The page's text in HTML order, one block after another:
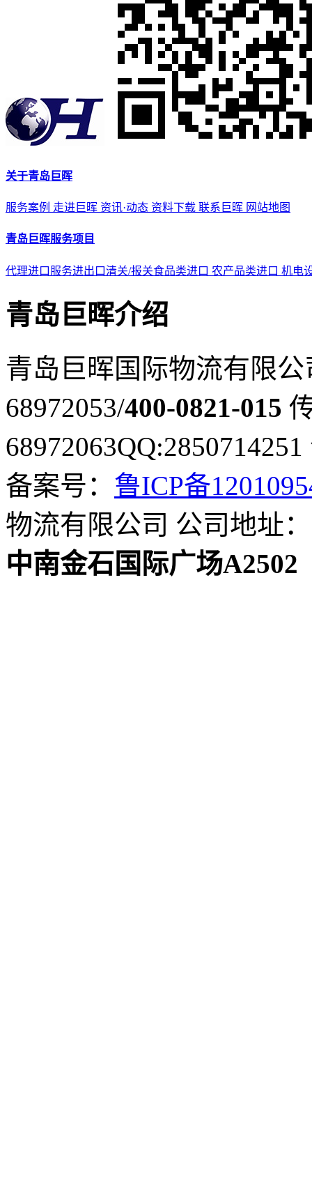
关于青岛巨晖
服务案例 走进巨晖 资讯·动态 资料下载 联系巨晖 网站地图
青岛巨晖服务项目
代理进口服务进出口清关/报关食品类进口 农产品类进口 机电
青岛巨晖介绍
青岛巨晖国际物流有限公
68972053/400-0821-015
68972063QQ:2850714251
备案号： 鲁ICP备
物流有限公司 公司地址：
中南金石国际广场A2502